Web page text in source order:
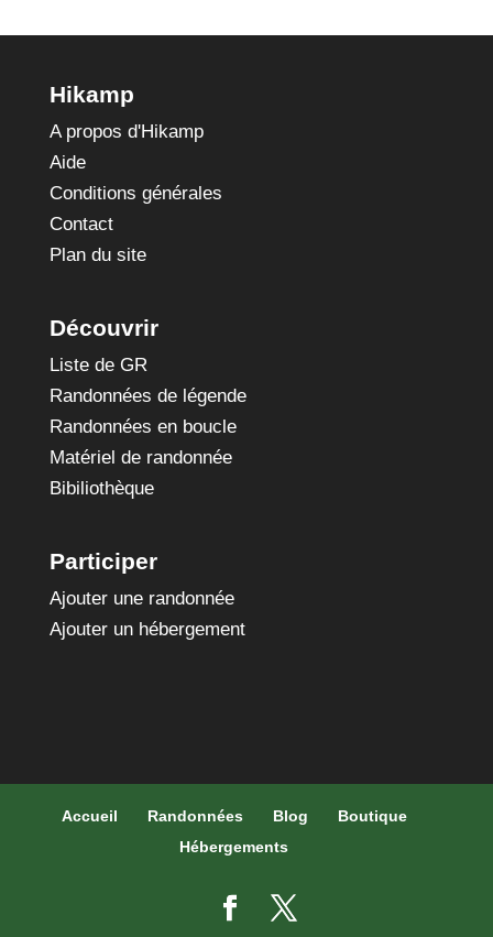
Hikamp
A propos d'Hikamp
Aide
Conditions générales
Contact
Plan du site
Découvrir
Liste de GR
Randonnées de légende
Randonnées en boucle
Matériel de randonnée
Bibiliothèque
Participer
Ajouter une randonnée
Ajouter un hébergement
Accueil Randonnées Blog
Boutique
Hébergements